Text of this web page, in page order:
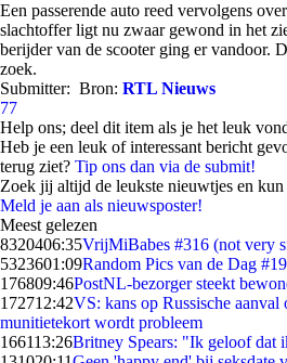
Een passerende auto reed vervolgens
slachtoffer ligt nu zwaar gewond in het
berijder van de scooter ging er vandoor.
zoek.
Submitter: Bron: RTL Nieuws
77
Help ons; deel dit item als je het leuk
Heb je een leuk of interessant bericht
terug ziet? Tip ons dan via de submit!
Zoek jij altijd de leukste nieuwtjes en
Meld je aan als nieuwsposter!
Meest gelezen
8320406:35VrijMiBabes #316 (not very
5323601:09Random Pics van de Dag
176809:46PostNL-bezorger steekt
172712:42VS: kans op Russische
munitietekort wordt probleem
166113:26Britney Spears: "Ik geloof dat